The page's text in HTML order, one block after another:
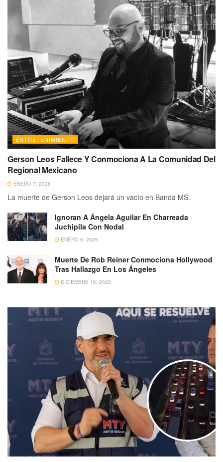
ENTRETENIMIENTO
Gerson Leos Fallece Y Conmociona A La Comunidad Del
Regional Mexicano
ENERO 7, 2026
La muerte de Gerson Leos dejará un vacío en Banda MS.
Ignoran A Ángela Aguilar En Charreada
Juchipila Con Nodal
ENERO 6, 2026
Muerte De Rob Reiner Conmociona Hollywood
Tras Hallazgo En Los Ángeles
DICIEMBRE 16, 2025